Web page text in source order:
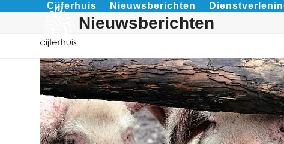
Cijferhuis Nieuwsberichten
Nieuwsberichten